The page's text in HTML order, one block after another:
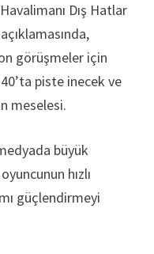
Dış Hatlar
görüşmeler için
piste inecek ve
meselesi.
büyük
hızlı
güçlendirmeyi